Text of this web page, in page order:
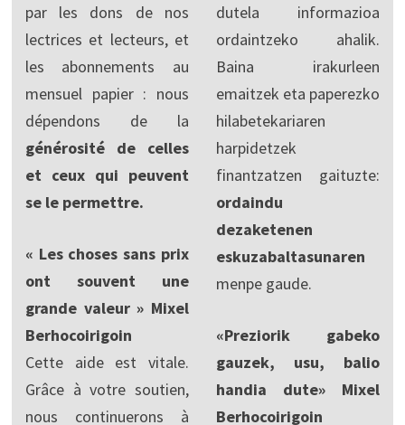
par les dons de nos
lectrices et lecteurs, et
les abonnements au
mensuel papier : nous
dépendons de la
générosité de celles
et ceux qui peuvent
se le permettre.
« Les choses sans prix
ont souvent une
grande valeur » Mixel
Berhocoirigoin
Cette aide est vitale.
Grâce à votre soutien,
nous continuerons à
dutela informazioa
ordaintzeko ahalik.
Baina irakurleen
emaitzek eta paperezko
hilabetekariaren
harpidetzek
finantzatzen gaituzte:
ordaindu
dezaketenen
eskuzabaltasunaren
menpe gaude.
«Preziorik gabeko
gauzek, usu, balio
handia dute» Mixel
Berhocoirigoin